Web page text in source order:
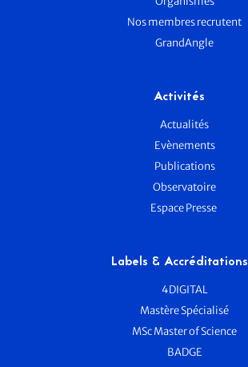
Nos membres recrutent
GrandAngle
Activités
Actualités
Evènements
Publications
Observatoire
Espace Presse
Labels & Accréditations
4DIGITAL
Mastère Spécialisé
MSc Master of Science
BADGE